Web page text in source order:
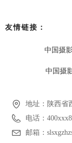
地址： 陕西省
电话：
邮箱：
友情链接：
中国摄
中国摄